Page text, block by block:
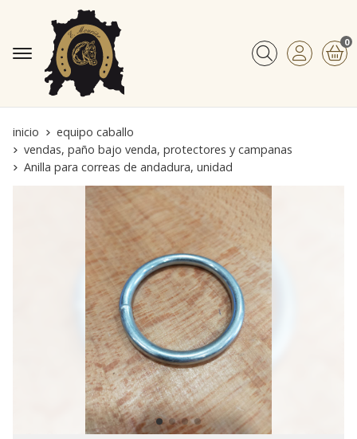
Buscar
0
inicio
equipo caballo
vendas, paño bajo venda, protectores y campanas
Anilla para correas de andadura, unidad